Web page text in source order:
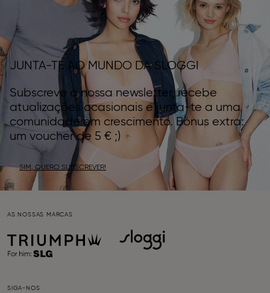
JUNTA-TE AO MUNDO DA SLOGGI
Subscreve a nossa newsletter, recebe
atualizações ocasionais e junta-te a uma
comunidade em crescimento. Bónus extra:
um voucher de 5 € ;)
SIM, QUERO SUBSCREVER!
AS NOSSAS MARCAS
SIGA-NOS